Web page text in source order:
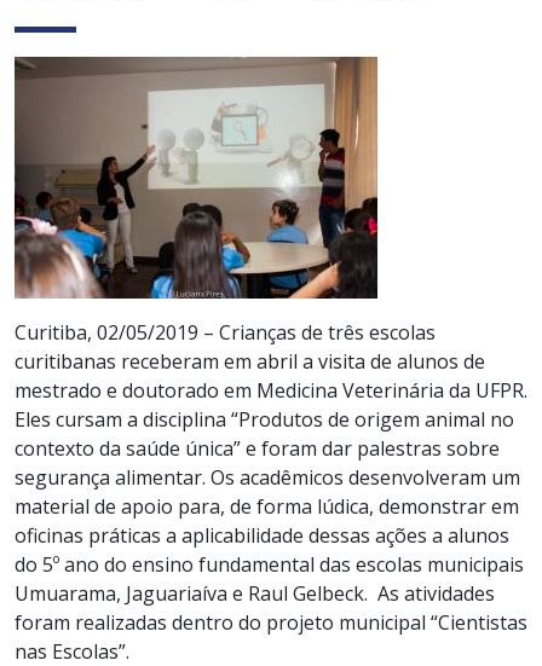
Curitiba, 02/05/2019 – Crianças de três escolas
curitibanas receberam em abril a visita de alunos de
mestrado e doutorado em Medicina Veterinária da UFPR.
Eles cursam a disciplina “Produtos de origem animal no
contexto da saúde única” e foram dar palestras sobre
segurança alimentar. Os acadêmicos desenvolveram um
material de apoio para, de forma lúdica, demonstrar em
oficinas práticas a aplicabilidade dessas ações a alunos
do 5º ano do ensino fundamental das escolas municipais
Umuarama, Jaguariaíva e Raul Gelbeck. As atividades
foram realizadas dentro do projeto municipal “Cientistas
nas Escolas”.